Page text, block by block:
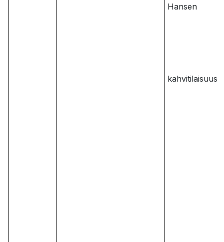
Hansen
kahvitilaisuus